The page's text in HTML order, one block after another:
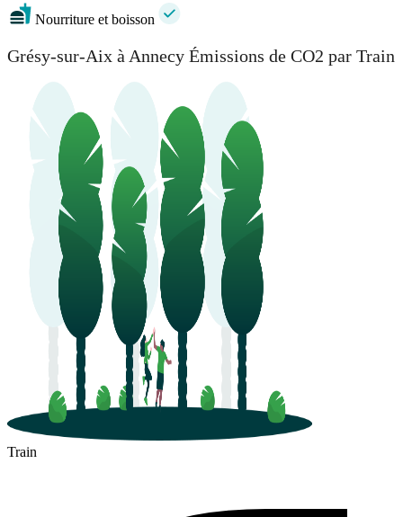
Nourriture et boisson
Grésy-sur-Aix à Annecy Émissions de CO2 par Train
Train